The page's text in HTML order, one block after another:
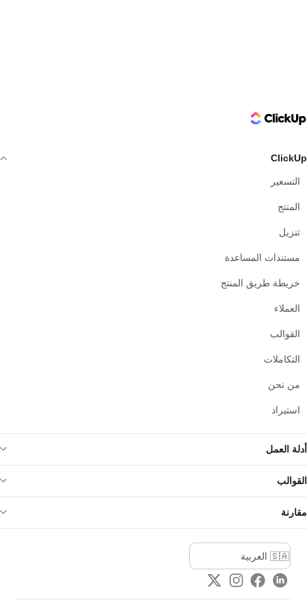
ClickUp Logo
ClickUp
التسعير
المنتج
تنزيل
مستندات المساعدة
خريطة طريق المنتج
العملاء
القوالب
التكاملات
من نحن
استيراد
أدلة العمل
القوالب
مقارنة
LinkedIn
Facebook
Instagram
Twitter